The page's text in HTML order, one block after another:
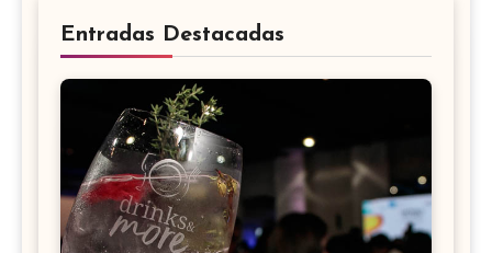
Entradas Destacadas